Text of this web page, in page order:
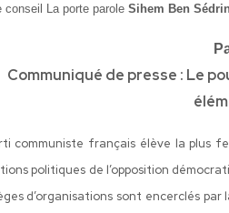
conseil La porte parole Sihem Ben
Communiqué de presse : Le
communiste français élève la plus
politiques de l’opposition
d’organisations sont encerclés